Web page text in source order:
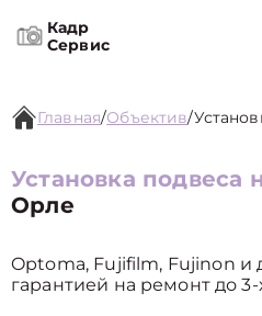
Кадр
Сервис
Главная/Объектив/
Установка подвеса
Орле
Optoma, Fujifilm, Fujinon и
гарантией на ремонт до 3-